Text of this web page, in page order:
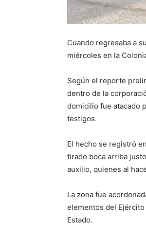
Cuando regresaba a
miércoles en la
Según el reporte
dentro de la
domicilio fue atacado
testigos.
El hecho se registró
tirado boca arriba
auxilio, quienes al
La zona fue
elementos del
Estado.